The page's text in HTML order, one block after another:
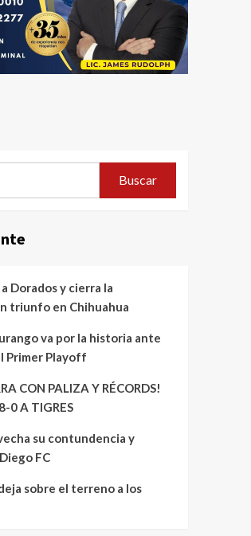
Buscar
Dorados y cierra la
triunfo en Chihuahua
va por la historia ante
Primer Playoff
CON PALIZA Y RÉCORDS!
0 A TIGRES
su contundencia y
FC
sobre el terreno a los